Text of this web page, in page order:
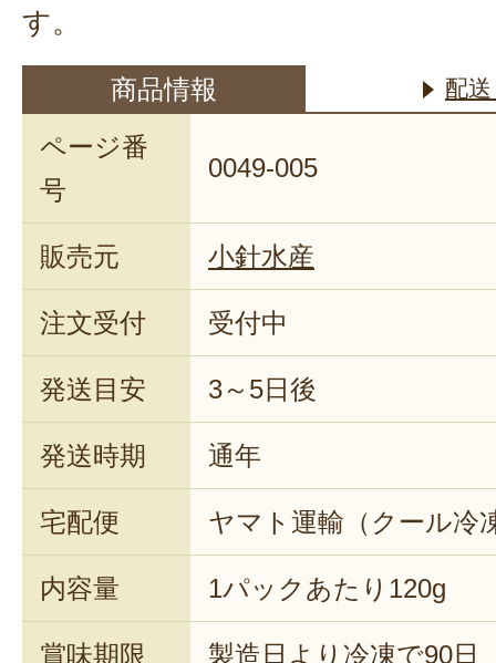
す。
商品情報 配
ページ番
号
0049-005
販売元 小針水産
注文受付 受付中
発送目安 3～5日後
発送時期 通年
宅配便 ヤマト運輸（クール冷
内容量 1パックあたり120g
賞味期限 製造日より冷凍で90日